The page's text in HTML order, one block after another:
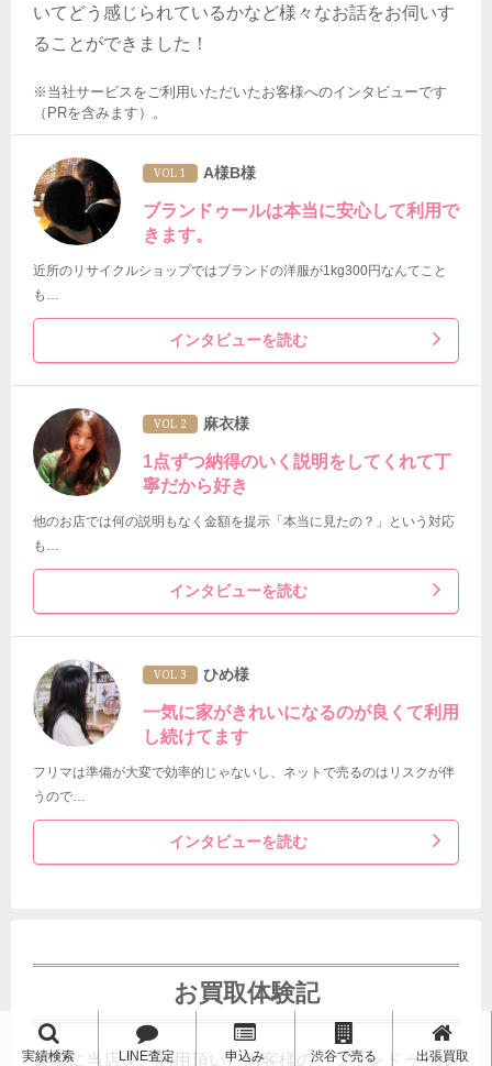
いてどう感じられているかなど様々なお話をお伺いす
ることができました！
※当社サービスをご利用いただいたお客様へのインタビューです
（PRを含みます）。
VOL 1 A様B様
ブランドゥールは本当に安心して利用で
きます。
近所のリサイクルショップではブランドの洋服が1kg300円なんてこと
も…
インタビューを読む
VOL 2 麻衣様
1点ずつ納得のいく説明をしてくれて丁
寧だから好き
他のお店では何の説明もなく金額を提示「本当に見たの？」という対応
も…
インタビューを読む
VOL 3 ひめ様
一気に家がきれいになるのが良くて利用
し続けてます
フリマは準備が大変で効率的じゃないし、ネットで売るのはリスクが伴
うので…
インタビューを読む
お買取体験記
実際に当店をご利用頂いたお客様の「ブランドゥール
実績検索 LINE査定 申込み 渋谷で売る 出張買取